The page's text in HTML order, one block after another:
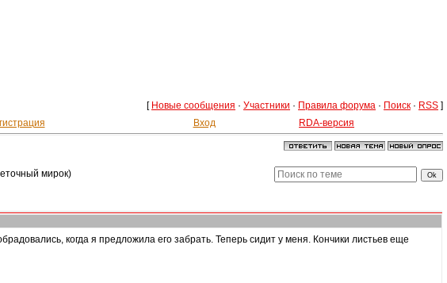
[ Новые сообщения · Участники · Правила форума · Поиск · RSS ]
Вход RDA-версия
мирок)
когда я предложила его забрать. Теперь сидит у меня. Кончики листьев еще